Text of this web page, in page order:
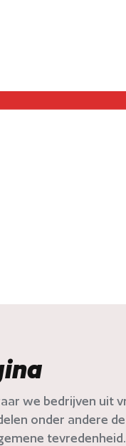
we bedrijven uit
onder andere